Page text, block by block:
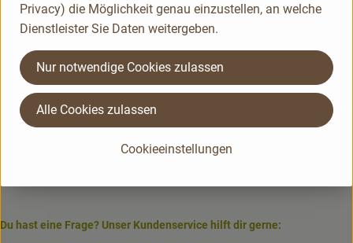
Divers
Voelkel
Du hast eine Frage? Unser Kundenservice hilft dir gerne:
Privacy) die Möglichkeit genau einzustellen, an welche
Dienstleister Sie Daten weitergeben.
Cookieeinstellungen
Nur notwendige Cookies zulassen
Alle Cookies zulassen